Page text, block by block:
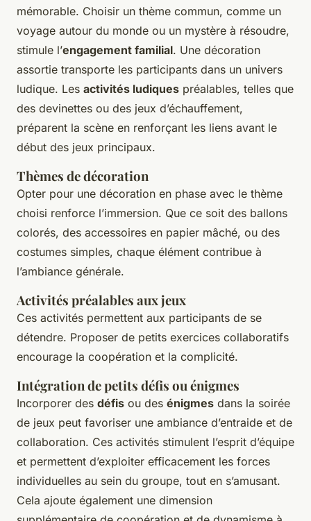
mémorable. Choisir un thème commun, comme un
voyage autour du monde ou un mystère à résoudre,
stimule l’engagement familial. Une décoration
assortie transporte les participants dans un univers
ludique. Les activités ludiques préalables, telles que
des devinettes ou des jeux d’échauffement,
préparent la scène en renforçant les liens avant le
début des jeux principaux.
Thèmes de décoration
Opter pour une décoration en phase avec le thème
choisi renforce l’immersion. Que ce soit des ballons
colorés, des accessoires en papier mâché, ou des
costumes simples, chaque élément contribue à
l’ambiance générale.
Activités préalables aux jeux
Ces activités permettent aux participants de se
détendre. Proposer de petits exercices collaboratifs
encourage la coopération et la complicité.
Intégration de petits défis ou énigmes
Incorporer des défis ou des énigmes dans la soirée
de jeux peut favoriser une ambiance d’entraide et de
collaboration. Ces activités stimulent l’esprit d’équipe
et permettent d’exploiter efficacement les forces
individuelles au sein du groupe, tout en s’amusant.
Cela ajoute également une dimension